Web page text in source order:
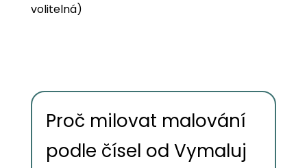
volitelná)
Proč milovat malování
podle čísel od Vymaluj